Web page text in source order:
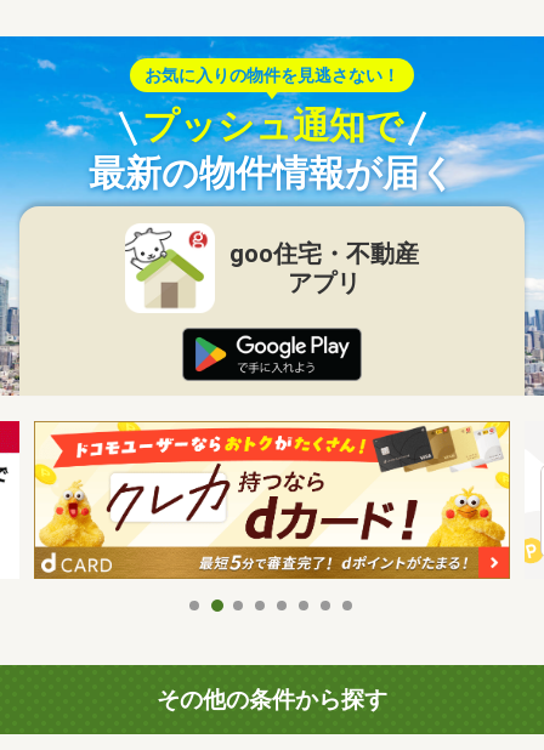
お気に入りの物件を見逃さない！
プッシュ通知で
最新の物件情報が届く
goo住宅・不動産
アプリ
その他の条件から探す